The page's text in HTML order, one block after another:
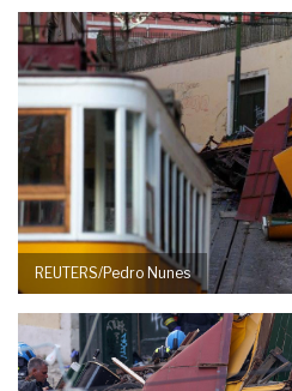
REUTERS/Pedro Nunes